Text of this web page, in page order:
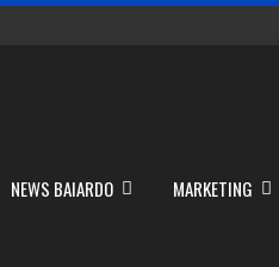
NEWS BAIARDO MARKETING